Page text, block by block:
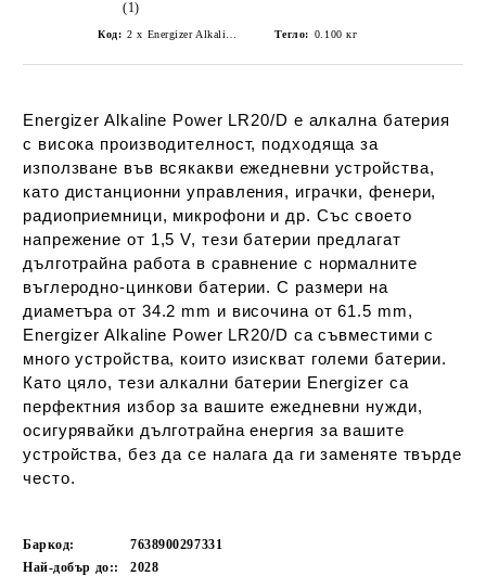
(1)
Код: Тегло: 0.100 кг
Energizer Alkaline Power LR20/D е алкална батерия
с висока производителност, подходяща за
използване във всякакви ежедневни устройства,
като дистанционни управления, играчки, фенери,
радиоприемници, микрофони и др. Със своето
напрежение от 1,5 V, тези батерии предлагат
дълготрайна работа в сравнение с нормалните
въглеродно-цинкови батерии. С размери на
диаметъра от 34.2 mm и височина от 61.5 mm,
Energizer Alkaline Power LR20/D са съвместими с
много устройства, които изискват големи батерии.
Като цяло, тези алкални батерии Energizer са
перфектния избор за вашите ежедневни нужди,
осигурявайки дълготрайна енергия за вашите
устройства, без да се налага да ги заменяте твърде
често.
Баркод:
7638900297331
Най-добър до::
2028